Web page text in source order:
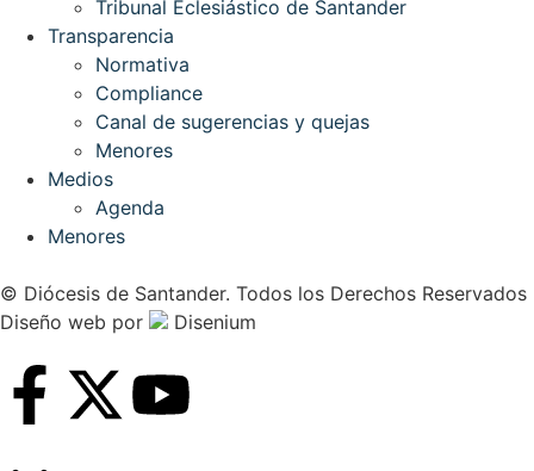
Tribunal Eclesiástico de Santander
Transparencia
Normativa
Compliance
Canal de sugerencias y quejas
Menores
Medios
Agenda
Menores
© Diócesis de Santander. Todos los Derechos Reservados
Diseño web por Disenium